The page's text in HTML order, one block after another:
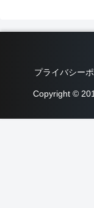
プライバシー
Copyright ©